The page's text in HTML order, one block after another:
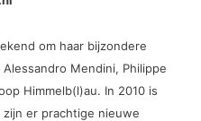
om haar bijzondere
Mendini, Philippe
Himmelb(l)au. In 2010 is
er prachtige nieuwe